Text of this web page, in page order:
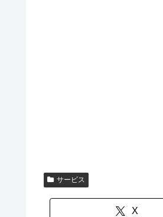
サービス
X